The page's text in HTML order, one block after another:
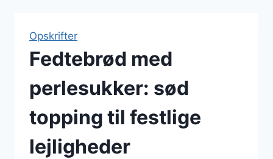
Opskrifter
Fedtebrød med
perlesukker: sød
topping til festlige
lejligheder